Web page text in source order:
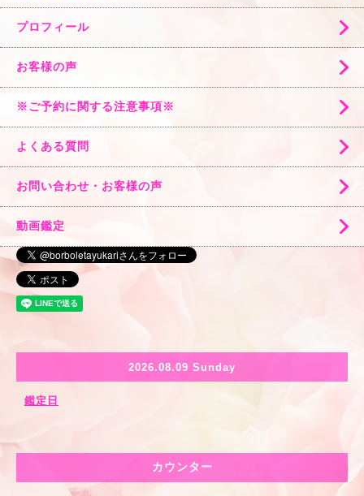
プロフィール
お客様の声
※ご予約に関する注意事項※
よくある質問
お問い合わせ・お客様の声
動画鑑定
2026.08.09 Sunday
鑑定日
カウンター